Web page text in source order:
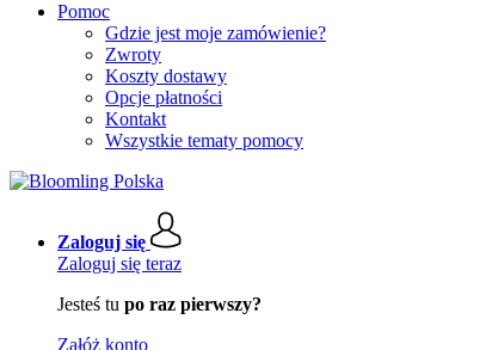
Pomoc
Gdzie jest moje zamówienie?
Zwroty
Koszty dostawy
Opcje płatności
Kontakt
Wszystkie tematy pomocy
Zaloguj się
Zaloguj się teraz
Jesteś tu po raz pierwszy?
Załóż konto